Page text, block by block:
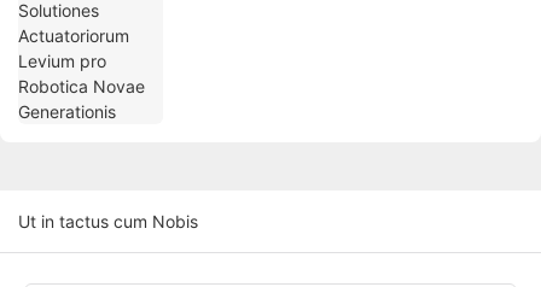
Ut in tactus cum Nobis